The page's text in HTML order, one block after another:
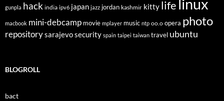
gunpla hack india ipv6 japan jazz jordan kashmir kitty life linux
macbook mini-debcamp movie mplayer music ntp oo.o opera photo
repositorysarajevosecurity spain taipei taiwan travel ubuntu
BLOGROLL
bact